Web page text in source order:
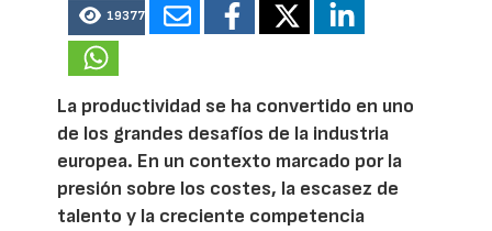
19377
La productividad se ha convertido en uno
de los grandes desafíos de la industria
europea. En un contexto marcado por la
presión sobre los costes, la escasez de
talento y la creciente competencia